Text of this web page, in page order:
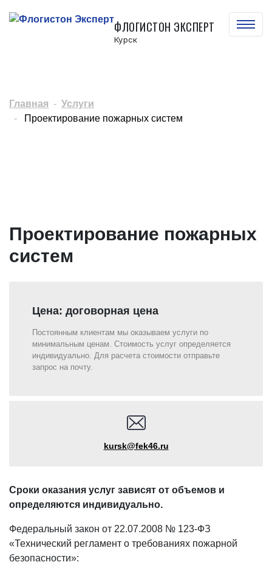
ФЛОГИСТОН ЭКСПЕРТ
Курск
Главная
Услуги
Проектирование пожарных систем
Проектирование пожарных
систем
Цена: договорная цена
Постоянным клиентам мы оказываем услуги по
минимальным ценам. Стоимость услуг определяется
индивидуально. Для расчета стоимости отправьте
запрос на почту.
kursk@fek46.ru
Сроки оказания услуг зависят от объемов и
определяются индивидуально.
Федеральный закон от 22.07.2008 № 123-ФЗ
«Технический регламент о требованиях пожарной
безопасности»: